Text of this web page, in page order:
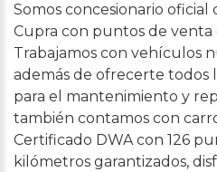
Somos concesionario oficial
Cupra con puntos de venta
Trabajamos con vehículos
además de ofrecerte todos
para el mantenimiento y
también contamos con
Certificado DWA con 126
kilómetros garantizados,